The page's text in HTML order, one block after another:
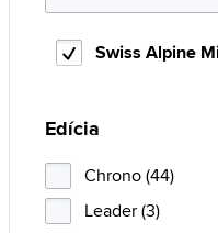
Swiss Alpine
Edícia
Chrono (44)
Leader (3)